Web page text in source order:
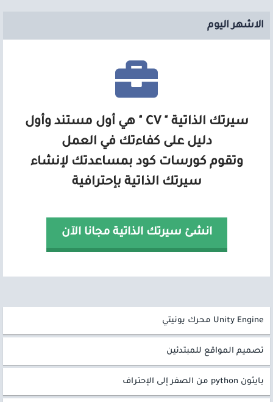
الاشهر اليوم
سيرتك الذاتية " CV " هي أول مستند وأول
دليل على كفاءتك في العمل
وتقوم كورسات كود بمساعدتك لإنشاء
سيرتك الذاتية بإحترافية
انشئ سيرتك الذاتية مجانا الآن
Unity Engine محرك يونيتي
تصميم المواقع للمبتدئين
بايثون python من الصفر إلى الإحتراف